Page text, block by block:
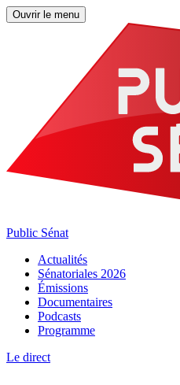
Ouvrir le menu
Public Sénat
Actualités
Sénatoriales 2026
Émissions
Documentaires
Podcasts
Programme
Le direct